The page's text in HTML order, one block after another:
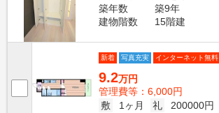
築年数
築9年
建物階数
15階建
新着 写真充実 インターネット無料
9.2万円
管理費等：6,000円
敷
1ヶ月 礼
200000円